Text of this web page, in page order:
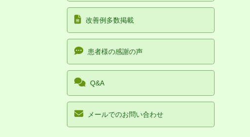
改善例多数掲載
患者様の感謝の声
Q&A
メールでのお問い合わせ